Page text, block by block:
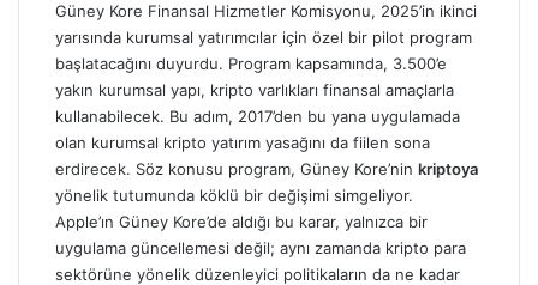
Güney Kore Finansal Hizmetler Komisyonu, 2025’in ikinci
yarısında kurumsal yatırımcılar için özel bir pilot program
başlatacağını duyurdu. Program kapsamında, 3.500’e
yakın kurumsal yapı, kripto varlıkları finansal amaçlarla
kullanabilecek. Bu adım, 2017’den bu yana uygulamada
olan kurumsal kripto yatırım yasağını da fiilen sona
erdirecek. Söz konusu program, Güney Kore’nin kriptoya
yönelik tutumunda köklü bir değişimi simgeliyor.
Apple’ın Güney Kore’de aldığı bu karar, yalnızca bir
uygulama güncellemesi değil; aynı zamanda kripto para
sektörüne yönelik düzenleyici politikaların da ne kadar